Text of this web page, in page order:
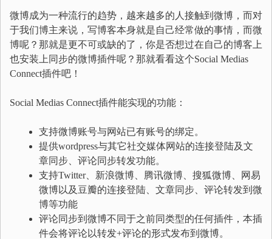
微博成为一种流行的趋势，越来越多的人接触到微博，而对
于我们博主来说，写博客本身就是自己经常做的事情，而微
博呢？那就是更不可或缺的了，你是否想过在自己的博客上
也安装上同步的微博插件呢？那就看看这个Social Medias
Connect插件吧！
Social Medias Connect插件能实现的功能：
支持微博账号与网站已有账号的绑定。
提供wordpress与其它社交媒体网站的连接登陆及文
章同步、评论同步转发功能。
支持Twitter、新浪微博、腾讯微博、搜狐微博、网易
微博以及豆瓣的连接登陆、文章同步、评论转发到微
博等功能
评论同步到微博不同于之前同类型的任何插件，本插
件会将评论以转发+评论的形式发布到微博。